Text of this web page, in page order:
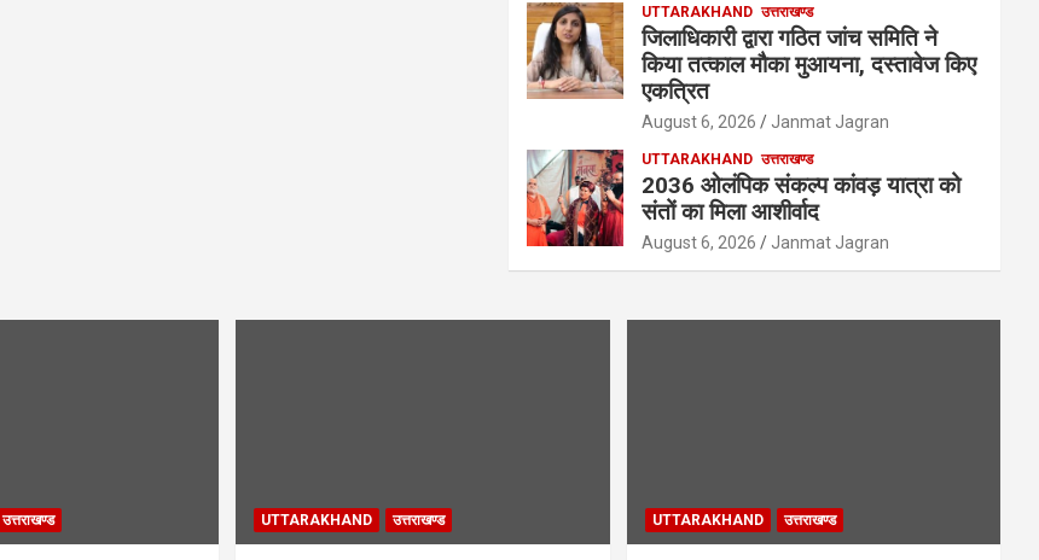
UTTARAKHAND उत्तराखण्ड
जिलाधिकारी द्वारा गठित जांच समिति ने
किया तत्काल मौका मुआयना, दस्तावेज किए
एकत्रित
August 6, 2026 Janmat Jagran
UTTARAKHAND उत्तराखण्ड
2036 ओलंपिक संकल्प कांवड़ यात्रा को
संतों का मिला आशीर्वाद
August 6, 2026 Janmat Jagran
उत्तराखण्ड UTTARAKHAND उत्तराखण्ड UTTARAKHAND उत्तराखण्ड